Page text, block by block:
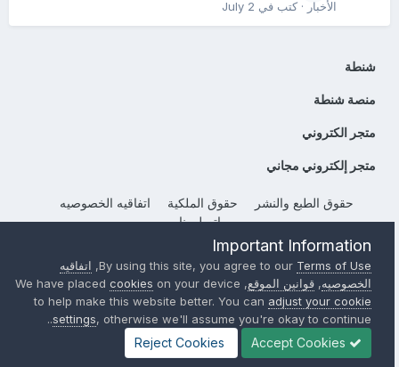
الأخبار· كتب في July 2
شنطة
منصة شنطة
متجر الكتروني
متجر إلكتروني مجاني
حقوق الطبع والنشر حقوق الملكية
اتفاقيه الخصوصيه
إتصل بنا
Powered by Invision CommunityImportant Information
By using this site, you agree to ourTerms of Use
, اتفاقيه
الخصوصيه, قوانين الموقع, We have placed
cookies on your device
to help make this website better. You canadjust your cookie
settings , otherwise we'll assume you're okay to continue..
Accept Cookies